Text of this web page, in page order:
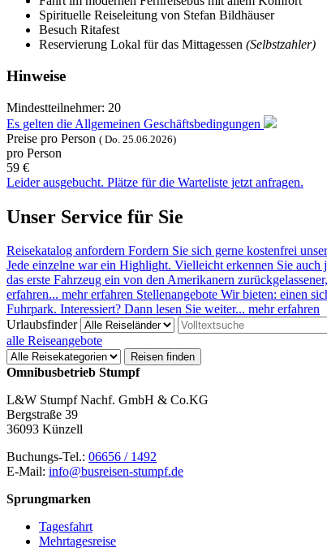
Spirituelle Reiseleitung von Stefan Bildhäuser
Besuch Ritafest
Reservierung Lokal für das Mittagessen (Selbstzahler)
Hinweise
Mindestteilnehmer: 20
Es gelten die Allgemeinen Geschäftsbedingungen
Preise pro Person ( Do. 25.06. 2026)
pro Person
59 €
Leider ausgebucht. Plätze für die Warteliste jetzt anfragen.
Unser Service für Sie
Reisekatalog anfordern Fordern Sie sich gerne kostenfrei
Jede einzelne war ein Highlight. Vielleicht erkennen Sie auch
das erste Fahrzeug ein von den Amerikanern
erfahren... mehr erfahren Stellenangebote Wir bieten: einen
Fuhrpark. Interessiert? Dann lesen Sie weiter... mehr erfahren
Urlaubsfinder
alle Reiseangebote
Reisen finden
Omnibusbetrieb Stumpf
L&W Stumpf Nachf. GmbH & Co.KG
Bergstraße 39
36093 Künzell
Buchungs-Tel.: 06656 / 1492
E-Mail: info@busreisen-stumpf.de
Sprungmarken
Tagesfahrt
Mehrtagesreise